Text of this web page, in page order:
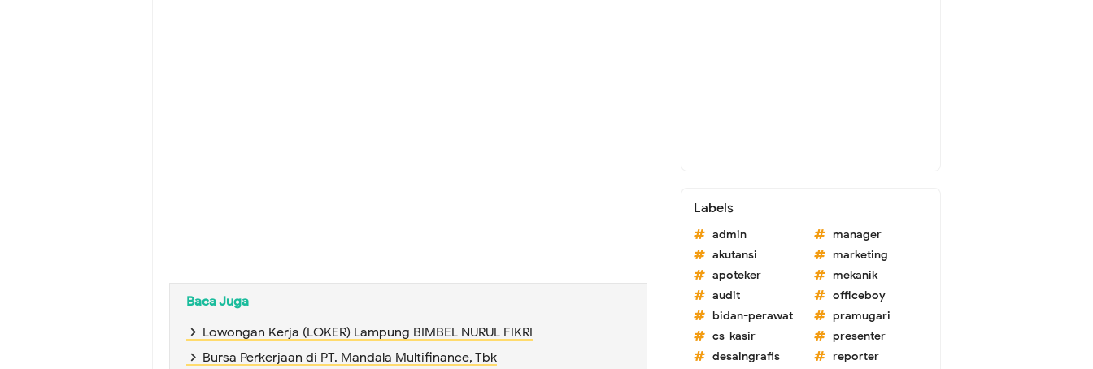
Baca Juga
Lowongan Kerja (LOKER) Lampung BIMBEL NURUL FIKRI
Bursa Perkerjaan di PT. Mandala Multifinance, Tbk
Labels
admin
akutansi
apoteker
audit
bidan-perawat
cs-kasir
desaingrafis
manager
marketing
mekanik
officeboy
pramugari
presenter
reporter